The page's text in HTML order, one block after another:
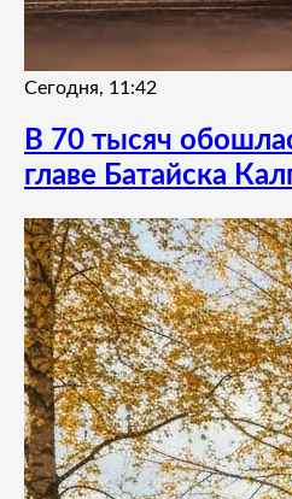
Сегодня, 11:42
В 70 тысяч
главе Батайска